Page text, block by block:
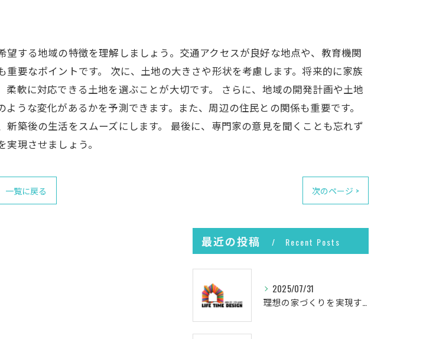
する地域の特徴を理解しましょう。交通アクセスが良好な地点や、教育機関
要なポイントです。 次に、土地の大きさや形状を考慮します。将来的に家族
軟に対応できる土地を選ぶことが大切です。 さらに、地域の開発計画や土地
うな変化があるかを予測できます。また、周辺の住民との関係も重要です。
築後の生活をスムーズにします。 最後に、専門家の意見を聞くことも忘れず
現させましょう。
一覧に戻る 次のページ >
最近の投稿 Recent Posts
2025/07/31
理想の家づくりを実現するプロセス